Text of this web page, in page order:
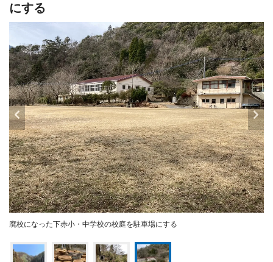
にする
廃校になった下赤小・中学校の校庭を駐車場にする